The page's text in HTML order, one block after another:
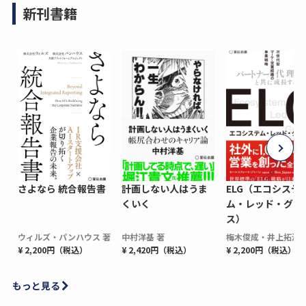
新刊書籍
さよなら 統合報告書
ウィルズ・パンハウス 著
¥ 2,200円（税込）
計画しない人はうま
くいく
中村洋基 著
¥ 2,420円（税込）
ELG（エコシステ
ム・レッド・グロ
ス）
梅木俊成・井上拓海
¥ 2,200円（税込）
もっと見る